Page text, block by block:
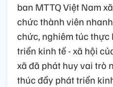
ban MTTQ Việt Nam
chức thành viên
chức, nghiêm túc thực
triển kinh tế - xã hội
xã đã phát huy vai trò
thúc đẩy phát triển